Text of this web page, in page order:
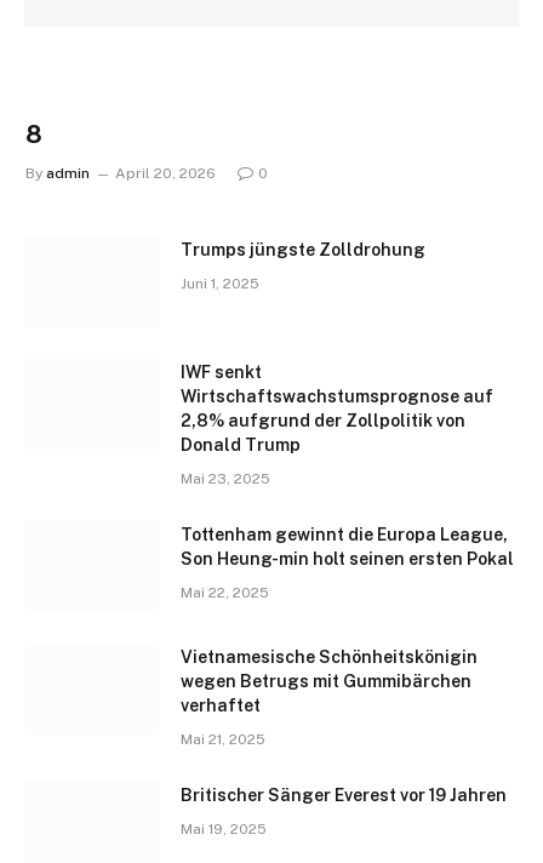
8
By admin April 20, 2026 0
Trumps jüngste Zolldrohung
Juni 1, 2025
IWF senkt
Wirtschaftswachstumsprognose auf
2,8% aufgrund der Zollpolitik von
Donald Trump
Mai 23, 2025
Tottenham gewinnt die Europa League,
Son Heung-min holt seinen ersten Pokal
Mai 22, 2025
Vietnamesische Schönheitskönigin
wegen Betrugs mit Gummibärchen
verhaftet
Mai 21, 2025
Britischer Sänger Everest vor 19 Jahren
Mai 19, 2025